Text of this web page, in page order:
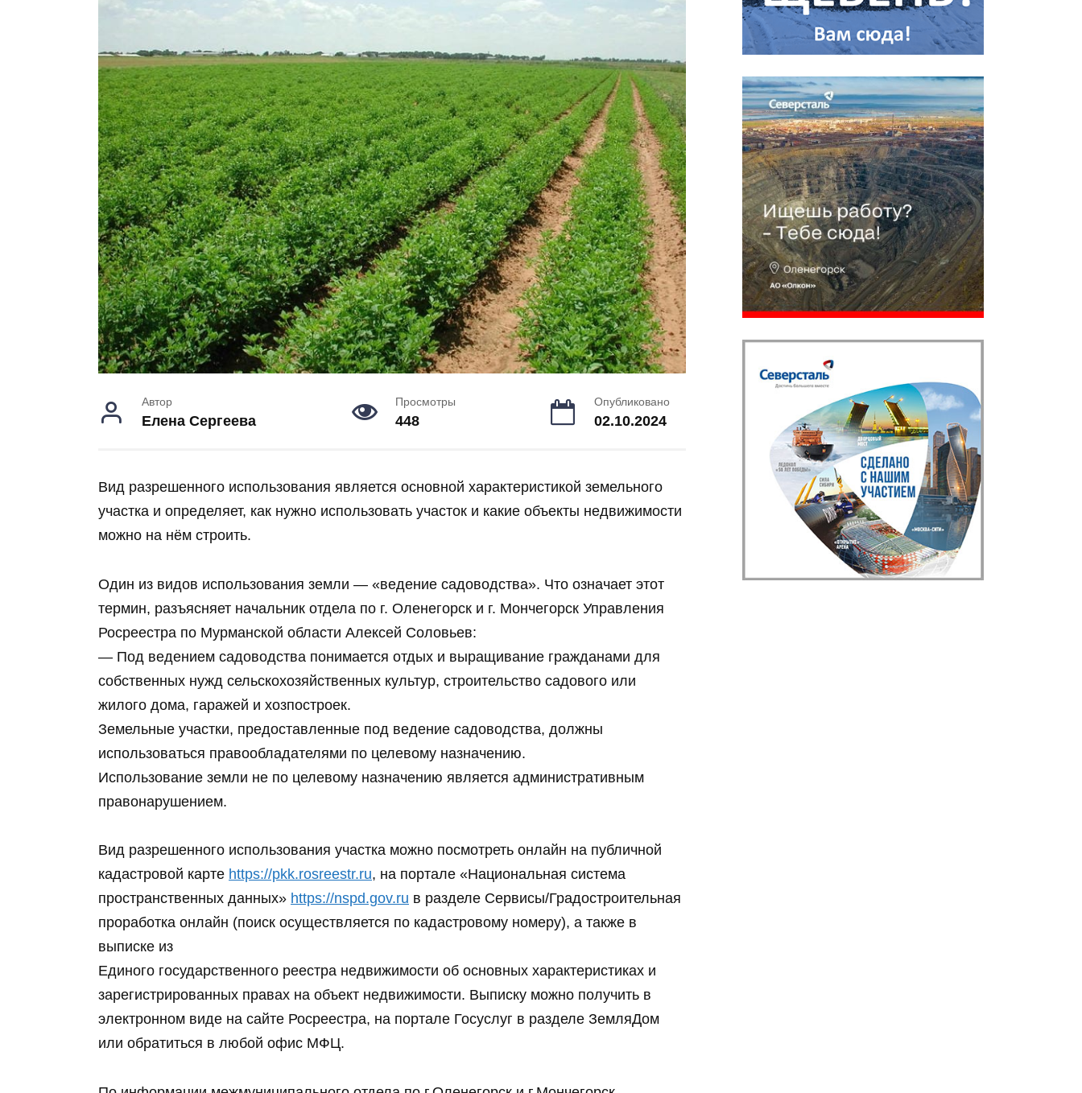
Автор
Елена Сергеева
Просмотры
448
Опубликовано
02.10.2024
Вид разрешенного использования является основной характеристикой земельного
участка и определяет, как нужно использовать участок и какие объекты недвижимости
можно на нём строить.
Один из видов использования земли — «ведение садоводства». Что означает этот
термин, разъясняет начальник отдела по г. Оленегорск и г. Мончегорск Управления
Росреестра по Мурманской области Алексей Соловьев:
— Под ведением садоводства понимается отдых и выращивание гражданами для
собственных нужд сельскохозяйственных культур, строительство садового или
жилого дома, гаражей и хозпостроек.
Земельные участки, предоставленные под ведение садоводства, должны
использоваться правообладателями по целевому назначению.
Использование земли не по целевому назначению является административным
правонарушением.
Вид разрешенного использования участка можно посмотреть онлайн на публичной
кадастровой карте https://pkk.rosreestr.ru, на портале «Национальная система
пространственных данных» https://nspd.gov.ru в разделе Сервисы/Градостроительная
проработка онлайн (поиск осуществляется по кадастровому номеру), а также в
выписке из
Единого государственного реестра недвижимости об основных характеристиках и
зарегистрированных правах на объект недвижимости. Выписку можно получить в
электронном виде на сайте Росреестра, на портале Госуслуг в разделе ЗемляДом
или обратиться в любой офис МФЦ.